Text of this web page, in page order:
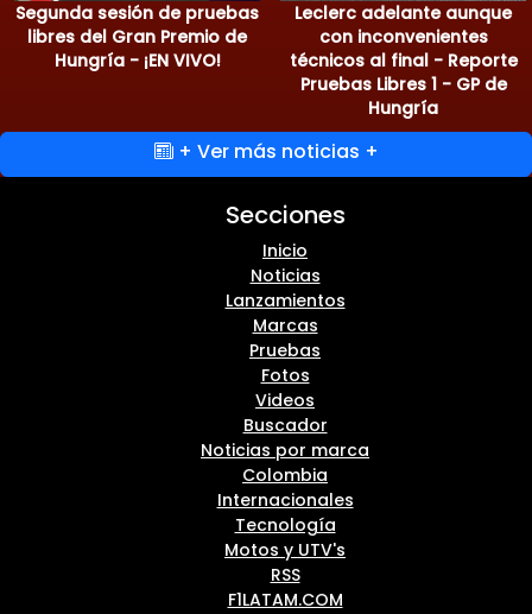
Segunda sesión de pruebas
libres del Gran Premio de
Hungría - ¡EN VIVO!
Leclerc adelante aunque
con inconvenientes
técnicos al final - Reporte
Pruebas Libres 1 - GP de
Hungría
+ Ver más noticias +
Secciones
Inicio
Noticias
Lanzamientos
Marcas
Pruebas
Fotos
Videos
Buscador
Noticias por marca
Colombia
Internacionales
Tecnología
Motos y UTV's
RSS
F1LATAM.COM